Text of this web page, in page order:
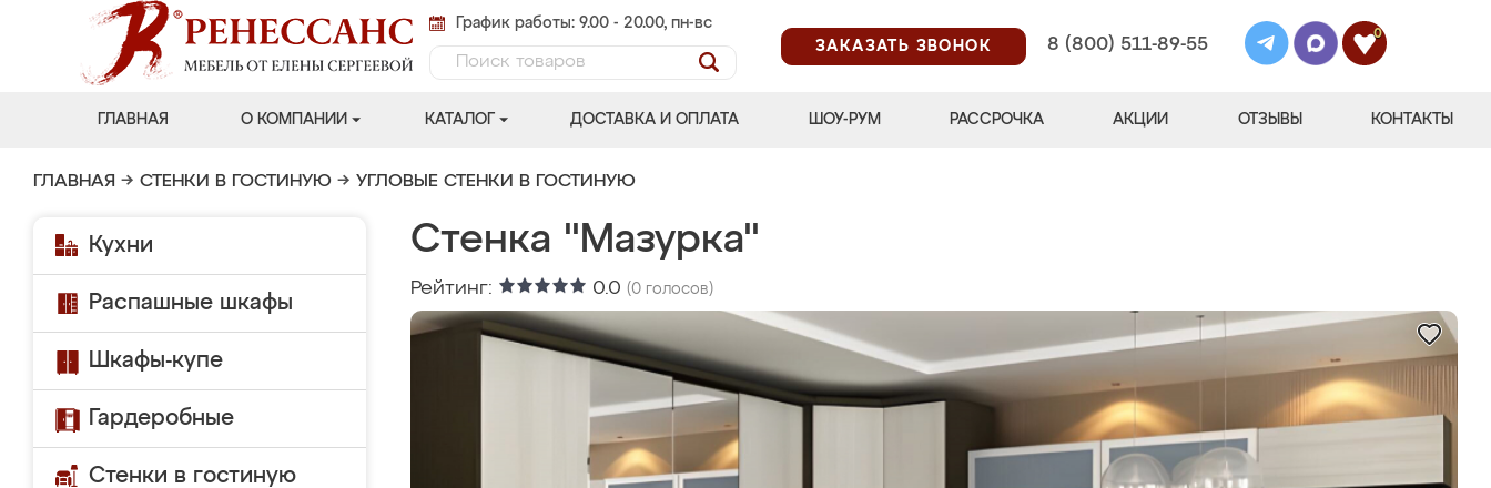
График работы: 9.00 - 20.00, пн-вс
ЗАКАЗАТЬ ЗВОНОК
8 (800) 511-89-55
0
ГЛАВНАЯ О КОМПАНИИ КАТАЛОГ ДОСТАВКА И ОПЛАТА ШОУ-РУМ РАССРОЧКА АКЦИИ ОТЗЫВЫ КОНТАКТЫ
ГЛАВНАЯ → СТЕНКИ В ГОСТИНУЮ → УГЛОВЫЕ СТЕНКИ В ГОСТИНУЮ
Кухни
Распашные шкафы
Шкафы-купе
Гардеробные
Стенки в гостиную
Стенка "Мазурка"
Рейтинг: 0.0 (0 голосов)